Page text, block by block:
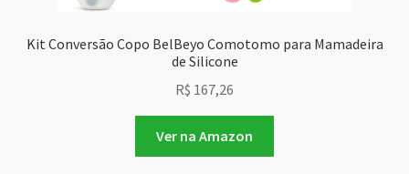
Kit Conversão Copo BelBeyo Comotomo para Mamadeira
de Silicone
R$ 167,26
Ver na Amazon